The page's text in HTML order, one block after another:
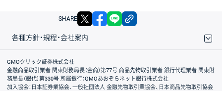
SHARE X facebook
各種方針・規程・会社案内
取引規程・約款
サイトマップ
その他のご案内
個人情報保護方針
最良執行方針
サイトのご利用について
ディスクレイマー
信託保全
リスク説明
会社案内
GMOクリック証券株式会社
金融商品取引業者 関東財務局長（金商）第77号 商品先物取引業者 銀行代理業者 関東財
務局長（銀代）第330号 所属銀行：GMOあおぞらネット銀行株式会社
加入協会：日本証券業協会、一般社団法人 金融先物取引業協会、日本商品先物取引協会